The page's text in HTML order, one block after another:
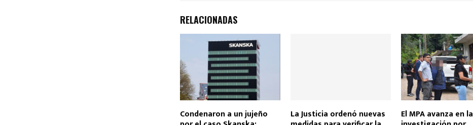
RELACIONADAS
Condenaron a un jujeño La Justicia ordenó nuevas El MPA avanza en la